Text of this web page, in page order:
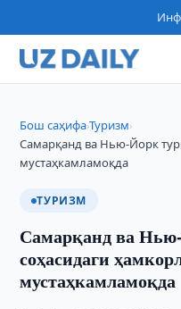
Бош саҳифа›Туризм›
Самарқанд ва Нью-Йорк
мустаҳкамламоқда
ТУРИЗМ
Самарқанд ва
соҳасидаги
мустаҳкамламоқда